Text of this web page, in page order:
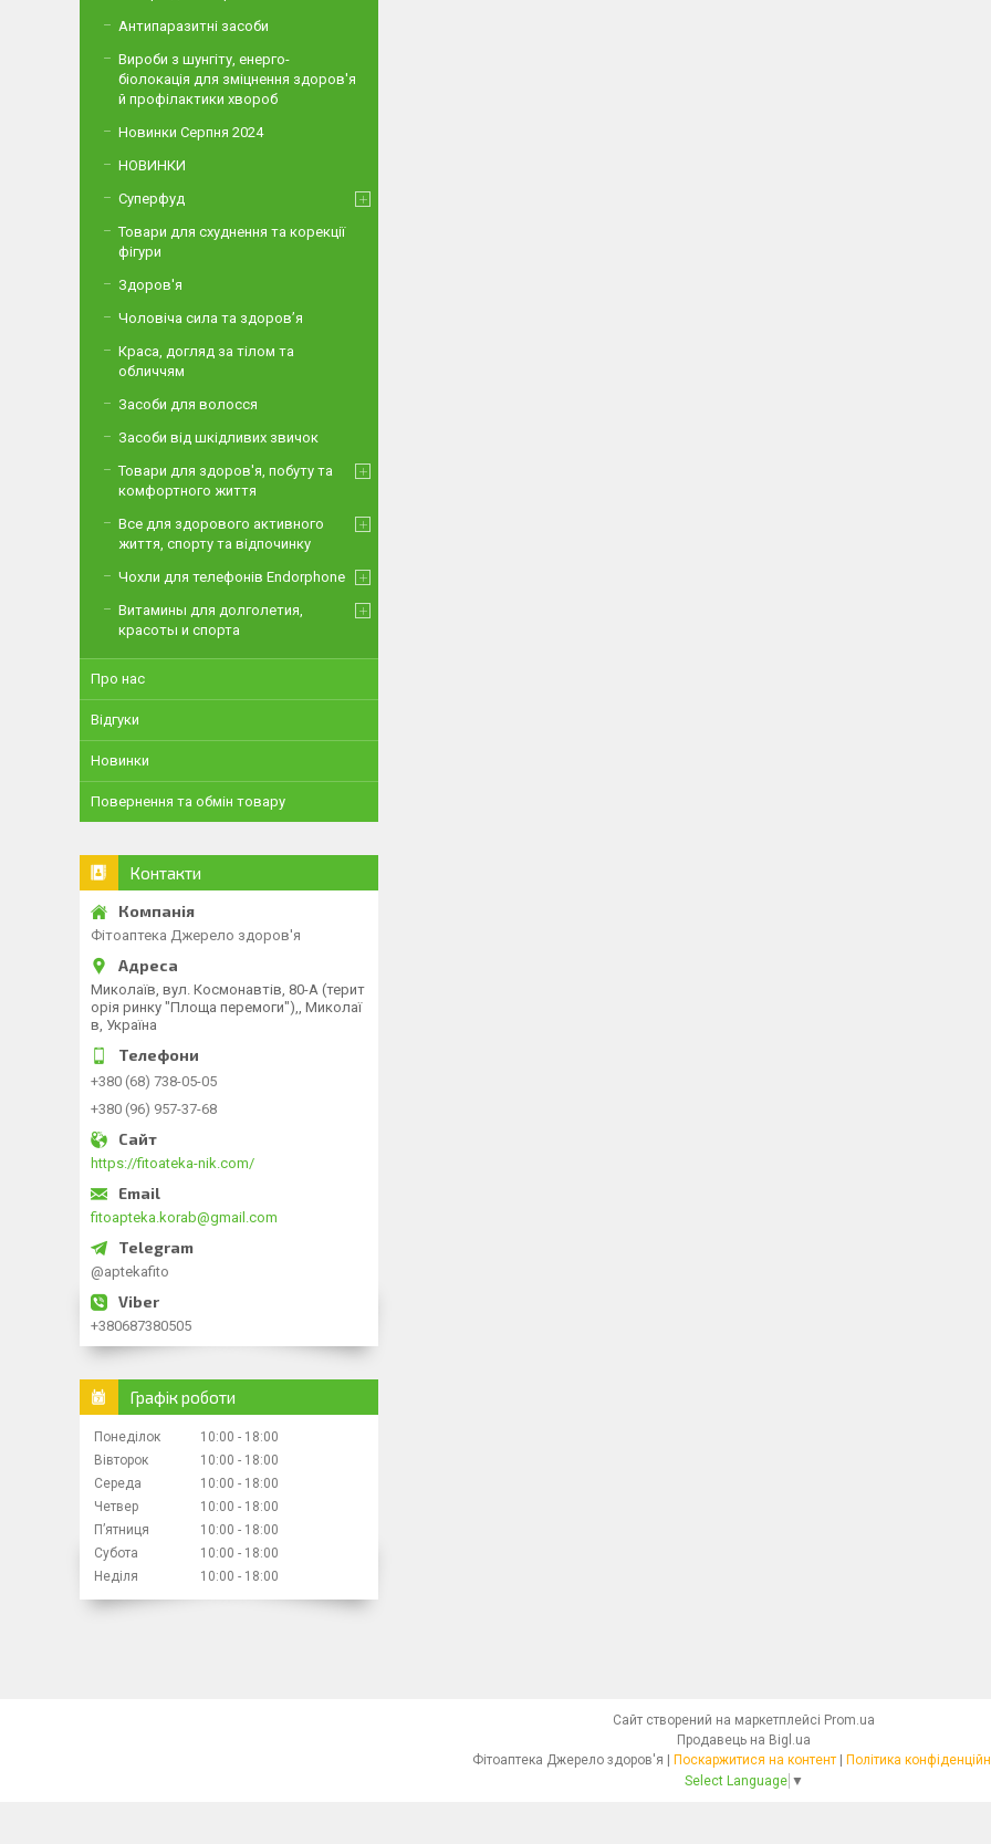
Антипаразитні засоби
Вироби з шунгіту, енерго-
біолокація для зміцнення здоров'я
й профілактики хвороб
Новинки Серпня 2024
НОВИНКИ
Суперфуд
Товари для схуднення та корекції
фігури
Здоров'я
Чоловіча сила та здоров’я
Краса, догляд за тілом та
обличчям
Засоби для волосся
Засоби від шкідливих звичок
Товари для здоров'я, побуту та
комфортного життя
Все для здорового активного
життя, спорту та відпочинку
Чохли для телефонів Endorphone
Витамины для долголетия,
красоты и спорта
Про нас
Відгуки
Новинки
Повернення та обмін товару
Контакти
Фітоаптека Джерело здоров'я
Миколаїв, вул. Космонавтів, 80-А (терит
орія ринку "Площа перемоги"),, Миколаї
в, Україна
+380 (68) 738-05-05
+380 (96) 957-37-68
https://fitoateka-nik.com/
fitoapteka.korab@gmail.com
@aptekafito
+380687380505
Графік роботи
Понеділок 10:00
18:00
Вівторок
10:00
18:00
Середа
10:00
18:00
Четвер
10:00
18:00
Пʼятниця
10:00
18:00
Субота
10:00
18:00
Неділя
10:00 18:00
Сайт створений на маркетплейсі Prom.ua
Продавець на Bigl.ua
Поскаржитися на контент
Політика
Select Language ▼